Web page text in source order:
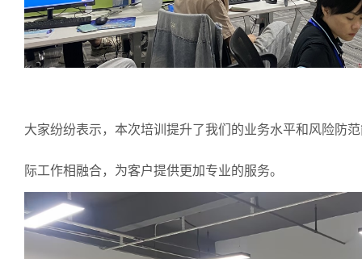
大家纷纷表示，本次培训提升了我们的业务水平和风险防
际工作相融合，为客户提供更加专业的服务。